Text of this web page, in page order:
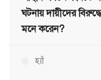
ঘটনায় দায়ীদের
মনে করেন?
হ্যাঁ